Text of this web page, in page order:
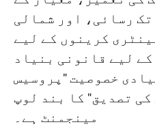
رسائی، اور شمالی
کرینوں کے لیے
لیے قانونی بنیاد
خصوصیت "پروسیس
تصدیق" کا بند لوپ
مینجمنٹ ہے۔